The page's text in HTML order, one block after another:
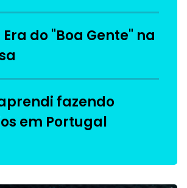
do "Boa Gente" na
fazendo
em Portugal